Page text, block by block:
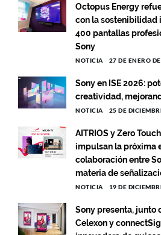
Octopus Energy
con la sostenibilidad
400 pantallas
Sony
NOTICIA 27 DE ENERO
Sony en ISE 2026:
creatividad,
NOTICIA 25 DE
AITRIOS y Zero
impulsan la próxima
colaboración entre
materia de
NOTICIA 19 DE
Sony presenta, junto
Celexon y